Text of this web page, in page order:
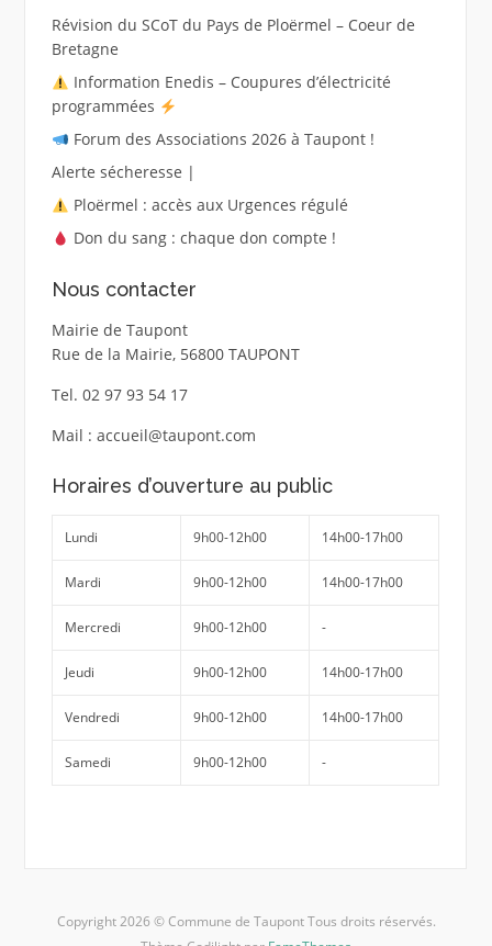
Révision du SCoT du Pays de Ploërmel – Coeur de
Bretagne
Information Enedis – Coupures d’électricité
programmées
Forum des Associations 2026 à Taupont !
Alerte sécheresse |
Ploërmel : accès aux Urgences régulé
Don du sang : chaque don compte !
Nous contacter
Mairie de Taupont
Rue de la Mairie, 56800 TAUPONT
Tel. 02 97 93 54 17
Mail : accueil@taupont.com
Horaires d’ouverture au public
Lundi 9h00-12h00 14h00-17h00
Mardi 9h00-12h00 14h00-17h00
Mercredi 9h00-12h00 -
Jeudi 9h00-12h00 14h00-17h00
Vendredi 9h00-12h00 14h00-17h00
Samedi 9h00-12h00 -
Copyright 2026 © Commune de Taupont Tous droits réservés.